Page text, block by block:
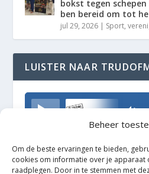
Beheer
Om de beste ervaringen te bieden,
cookies om informatie over je apparaat
raadplegen. Door in te stemmen met
bokst tegen
ben bereid om tot
jul 29, 2026 | Sport,
LUISTER NAAR
TrudoFM